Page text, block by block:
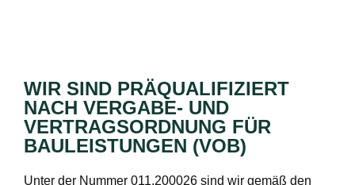
WIR SIND PRÄQUALIFIZIERT
NACH VERGABE- UND
VERTRAGSORDNUNG FÜR
BAULEISTUNGEN (VOB)
Unter der Nummer 011.200026 sind wir gemäß den